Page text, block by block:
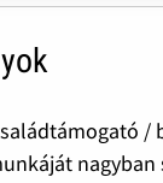
/
nagyban